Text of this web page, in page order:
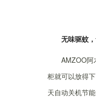
无味驱蚊
AMZOO阿
柜就可以放得
天自动关机节